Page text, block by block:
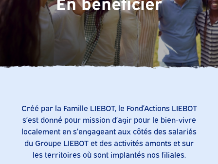
Créé par la Famille LIEBOT, le Fond’Actions LIEBOT
s’est donné pour mission d’agir pour le bien-vivre
localement en s’engageant aux côtés des salariés
du Groupe LIEBOT et des activités amonts et sur
les territoires où sont implantés nos filiales.